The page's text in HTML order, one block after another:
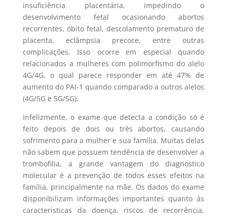
insuficiência placentária, impedindo o
desenvolvimento fetal ocasionando abortos
recorrentes, óbito fetal, descolamento prematuro de
placenta, eclâmpsia precoce, entre outras
complicações. Isso ocorre em especial quando
relacionados a mulheres com polimorfismo do alelo
4G/4G, o qual parece responder em até 47% de
aumento do PAI-1 quando comparado a outros alelos
(4G/5G e 5G/5G).
Infelizmente, o exame que detecta a condição só é
feito depois de dois ou três abortos, causando
sofrimento para a mulher e sua família. Muitas delas
não sabem que possuem tendência de desenvolver a
trombofilia, a grande vantagem do diagnóstico
molecular é a prevenção de todos esses efeitos na
família, principalmente na mãe. Os dados do exame
disponibilizam informações importantes quanto às
características da doença, riscos de recorrência,